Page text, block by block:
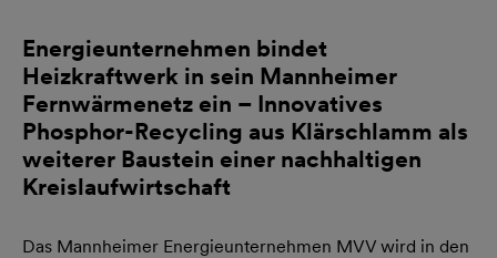
Energieunternehmen bindet
Heizkraftwerk in sein Mannheimer
Fernwärmenetz ein – Innovatives
Phosphor-Recycling aus Klärschlamm als
weiterer Baustein einer nachhaltigen
Kreislaufwirtschaft
Das Mannheimer Energieunternehmen MVV wird in den